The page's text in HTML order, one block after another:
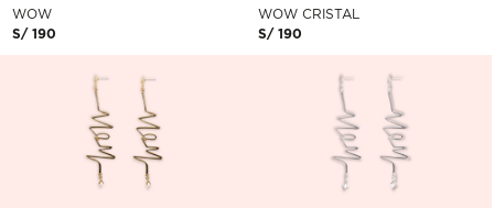
WOW
S/ 190
WOW CRISTAL
S/ 190